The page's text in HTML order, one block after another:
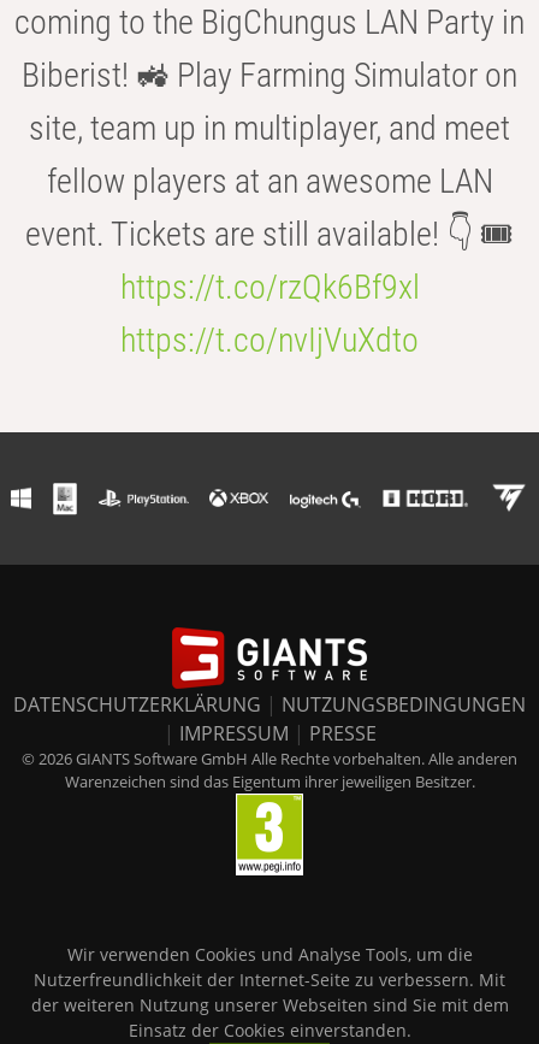
coming to the BigChungus LAN Party in
Biberist! 🚜 Play Farming Simulator on
site, team up in multiplayer, and meet
fellow players at an awesome LAN
event. Tickets are still available! 👇 🎟️
https://t.co/rzQk6Bf9xl
https://t.co/nvIjVuXdto
DATENSCHUTZERKLÄRUNG | NUTZUNGSBEDINGUNGEN
| IMPRESSUM | PRESSE
© 2026 GIANTS Software GmbH Alle Rechte vorbehalten. Alle anderen
Warenzeichen sind das Eigentum ihrer jeweiligen Besitzer.
Wir verwenden Cookies und Analyse Tools, um die
Nutzerfreundlichkeit der Internet-Seite zu verbessern. Mit
der weiteren Nutzung unserer Webseiten sind Sie mit dem
Einsatz der Cookies einverstanden.